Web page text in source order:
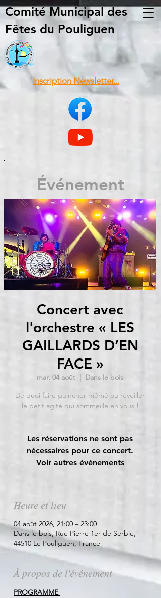
Comité Municipaldes
Fêtes du Pouliguen
Inscription Newsletter...
Événement
Concert avec
l'orchestre « LES
GAILLARDS D’EN
FACE »
mar. 04 août
Dans le bois
De quoi faire guincher mémé ou réveiller
le petit agité qui sommeille en vous !
Les réservations ne sont pas
nécessaires pour ce concert.
Voir autres événements
Heure et lieu
04 août 2026, 21:00 – 23:00
Dans le bois, Rue Pierre 1er de Serbie,
44510 Le Pouliguen, France
À propos de l'événement
PROGRAMME